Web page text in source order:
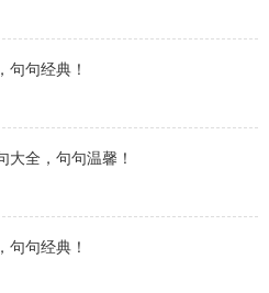
句句经典！
大全，句句温馨！
句句经典！